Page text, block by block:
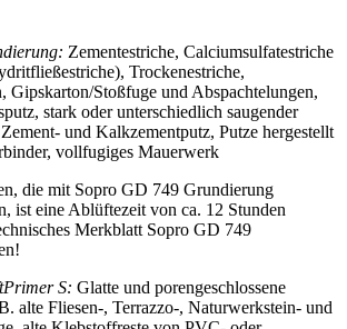
Zementestriche, Calciumsulfatestriche
Trockenestriche,
Gipskarton/Stoßfuge und Abspachtelungen,
stark oder unterschiedlich saugender
und Kalkzementputz, Putze hergestellt
vollfugiges Mauerwerk
die mit Sopro GD 749 Grundierung
ist eine Ablüftezeit von ca. 12 Stunden
Merkblatt Sopro GD 749
S: Glatte und porengeschlossene
alte Fliesen-, Terrazzo-, Naturwerkstein- und